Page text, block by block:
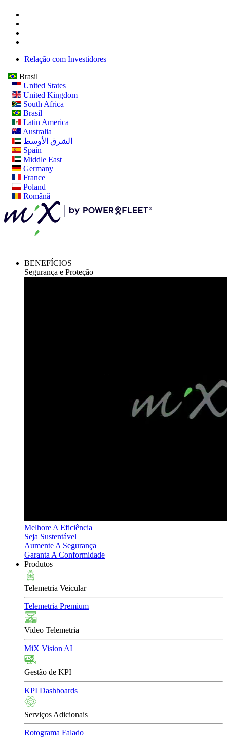
Relação com Investidores
Brasil
United States
United Kingdom
South Africa
Brasil
Latin America
Australia
الشرق الأوسط
Spain
Middle East
Germany
France
Poland
Română
BENEFÍCIOS
Segurança e Proteção
Melhore A Eficiência
Seja Sustentável
Aumente A Segurança
Garanta A Conformidade
Produtos
Telemetria Veicular
Telemetria Premium
Video Telemetria
MiX Vision AI
Gestão de KPI
KPI Dashboards
Serviços Adicionais
Rotograma Falado